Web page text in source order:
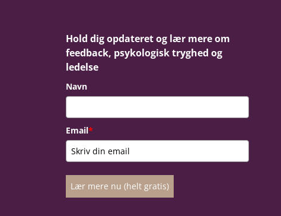
Hold dig opdateret og lær mere om
feedback, psykologisk tryghed og
ledelse
Navn
Email*
Lær mere nu (helt gratis)